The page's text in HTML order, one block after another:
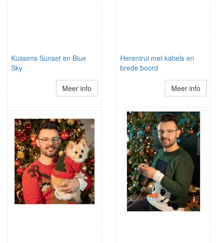
Kussens Sunset en Blue
Sky
Meer info
Herentrui met kabels en
brede boord
Meer info